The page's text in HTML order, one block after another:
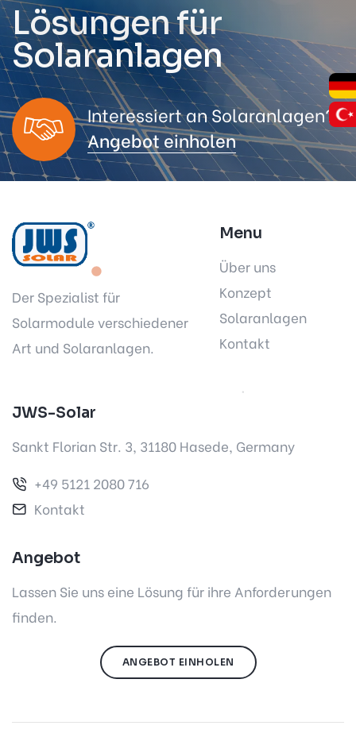
Lösungen für
Solarmodule
Interessiert an Solaranlagen?
Angebot einholen
Der Spezialist für
Solarmodule verschiedener
Art und Solaranlagen.
Menu
Über uns
Konzept
Solaranlagen
Kontakt
JWS-Solar
Sankt Florian Str. 3, 31180 Hasede, Germany
+49 5121 2080 716
Kontakt
Angebot
Lassen Sie uns eine Lösung für ihre Anforderungen
finden.
ANGEBOT EINHOLEN